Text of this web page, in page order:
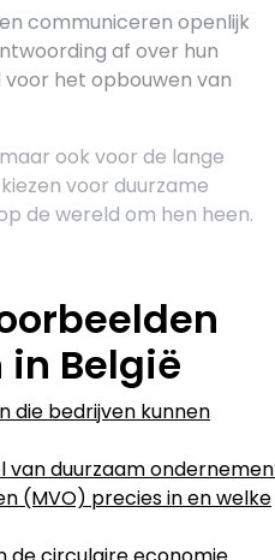
communiceren openlijk
af over hun
het opbouwen van
ook voor de lange
voor duurzame
de wereld om hen heen.
België
die bedrijven kunnen
van duurzaam
(MVO) precies in en welke